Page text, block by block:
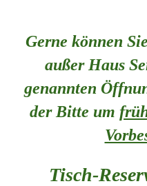
Gerne können
außer Haus
genannten
der Bitte um
Tisch-